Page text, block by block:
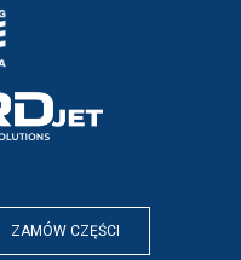
ZAMÓW CZĘŚCI